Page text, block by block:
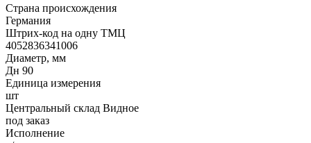
Страна происхождения
Германия
Штрих-код на одну ТМЦ
4052836341006
Диаметр, мм
Дн 90
Единица измерения
шт
Центральный склад Видное
под заказ
Исполнение